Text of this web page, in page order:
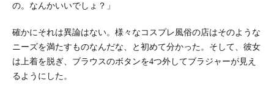
の。なんかいいでしょ？」
確かにそれは異論はない。様々なコスプレ風俗の店はそのような
ニーズを満たすものなんだな、と初めて分かった。そして、彼女
は上着を脱ぎ、ブラウスのボタンを4つ外してブラジャーが見え
るようにした。